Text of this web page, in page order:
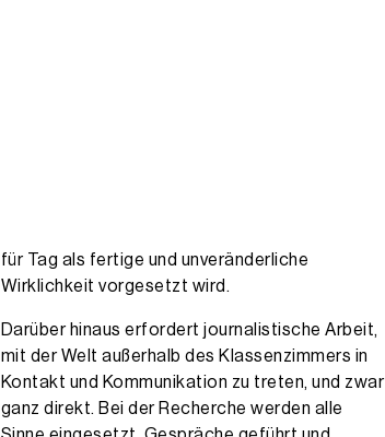
für Tag als fertige und unveränderliche
Wirklichkeit vorgesetzt wird.
Darüber hinaus erfordert journalistische Arbeit,
mit der Welt außerhalb des Klassenzimmers in
Kontakt und Kommunikation zu treten, und zwar
ganz direkt. Bei der Recherche werden alle